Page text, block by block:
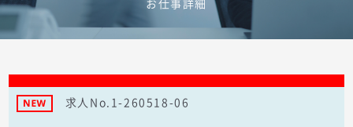
お仕事詳細
求人No.1-260518-06